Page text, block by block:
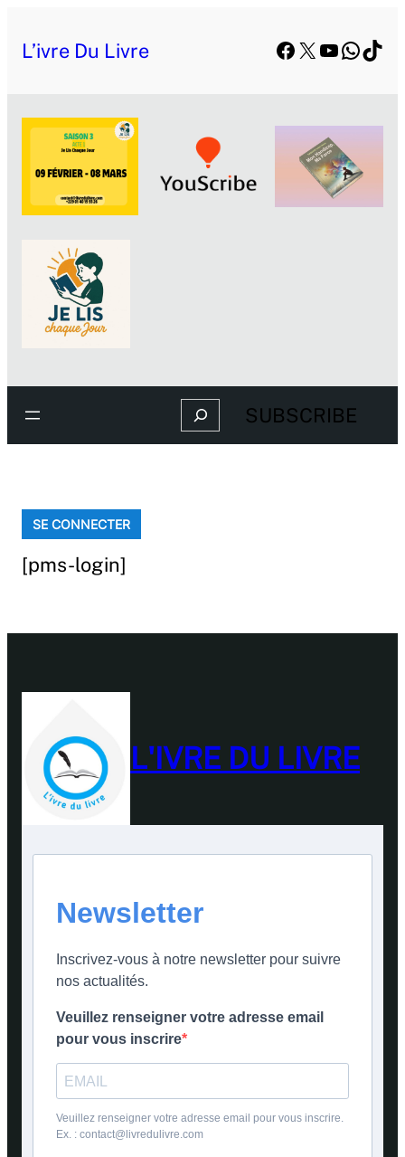
L’ivre Du Livre Facebook
X YouTube
Search SUBSCRIBE
SE CONNECTER
[pms-login]
L'IVRE DU LIVRE
Newsletter
Inscrivez-vous à notre newsletter pour suivre
nos actualités.
Veuillez renseigner votre adresse email
pour vous inscrire
Veuillez renseigner votre adresse email pour vous inscrire.
Ex. : contact@livredulivre.com